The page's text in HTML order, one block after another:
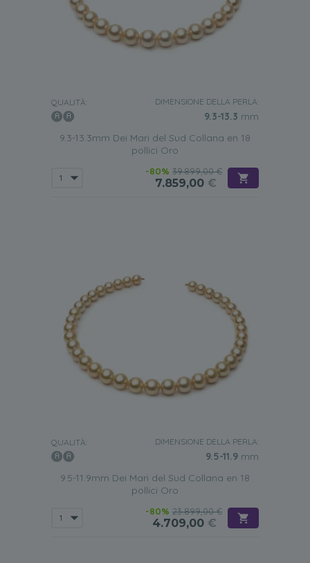
QUALITÀ: DIMENSIONE DELLA PERLA:
9.3-13.3 mm
9.3-13.3mm Dei Mari del Sud Collana en 18
pollici Oro
-80% 39.899,00 €
7.859,00 €
QUALITÀ: DIMENSIONE DELLA PERLA:
9.5-11.9 mm
9.5-11.9mm Dei Mari del Sud Collana en 18
pollici Oro
-80% 23.899,00 €
4.709,00 €